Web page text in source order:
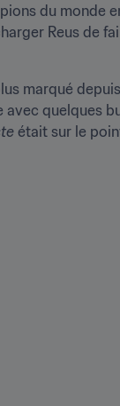
du monde
Reus de
marqué
quelques
était sur le